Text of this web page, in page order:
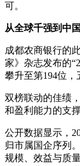
可。
从全球千强到中
成都农商银行的
家》杂志发布的
攀升至第194位，
双榜联动的佳绩
和盈利能力的支撑
公开数据显示，
归市属国企序列
规模、效益与质